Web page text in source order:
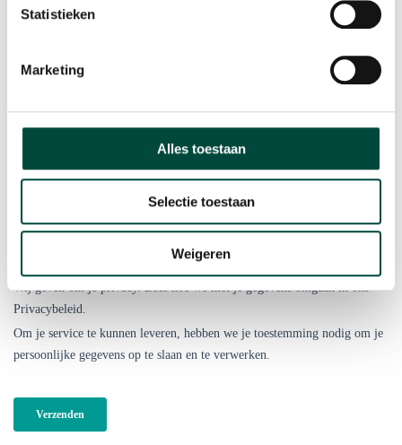
Statistieken
Marketing
Alles toestaan
Selectie toestaan
Weigeren